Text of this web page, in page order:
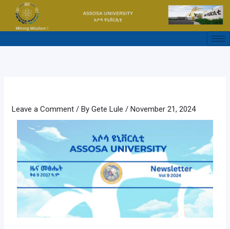
content
Leave a Comment / ByGete Lule/November 21, 2024